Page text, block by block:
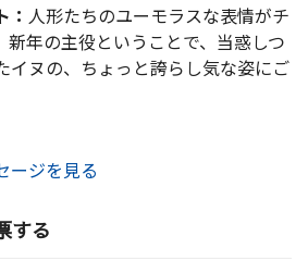
人形たちのユーモラスな表情がチ
新年の主役ということで、当惑しつ
イヌの、ちょっと誇らし気な姿にご
ージを見る
する